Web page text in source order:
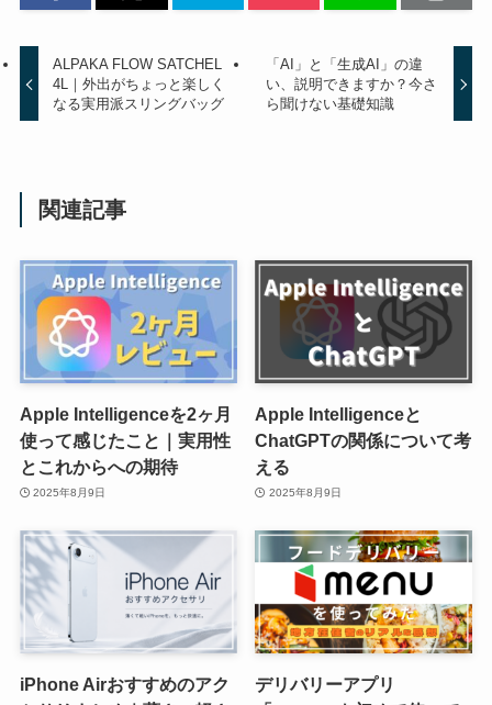
ALPAKA FLOW SATCHEL
4L｜外出がちょっと楽しく
なる実用派スリングバッグ
「AI」と「生成AI」の違
い、説明できますか？今さ
ら聞けない基礎知識
関連記事
Apple Intelligenceを2ヶ月
使って感じたこと｜実用性
とこれからへの期待
2025年8月9日
Apple Intelligenceと
ChatGPTの関係について考
える
2025年8月9日
iPhone Airおすすめのアク
デリバリーアプリ